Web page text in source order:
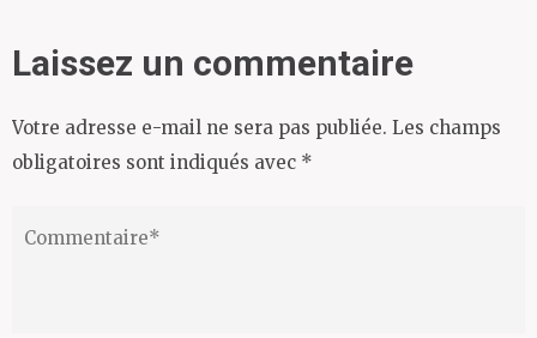
Laissez un commentaire
Votre adresse e-mail ne sera pas publiée. Les champs
obligatoires sont indiqués avec *